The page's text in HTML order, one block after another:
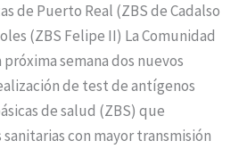
de Puerto Real (ZBS de Cadalso
(ZBS Felipe II) La Comunidad
semana dos nuevos
de test de antígenos
de salud (ZBS) que
sanitarias con mayor transmisión